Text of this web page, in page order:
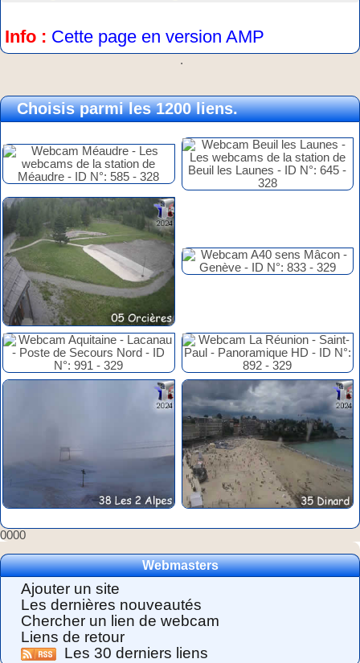
Info : Cette page en version AMP
.
Choisis parmi les 1200 liens.
0000
Webmasters
Ajouter un site
Les dernières nouveautés
Chercher un lien de webcam
Liens de retour
Les 30 derniers liens